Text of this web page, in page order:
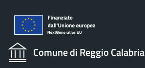
Comune di Reggio Calabria